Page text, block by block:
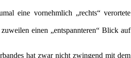
eine vornehmlich „rechts“ verortete
einen „entspannteren“ Blick auf
hat zwar nicht zwingend mit dem